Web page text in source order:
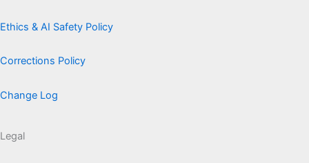
Ethics & AI Safety Policy
Corrections Policy
Change Log
Legal